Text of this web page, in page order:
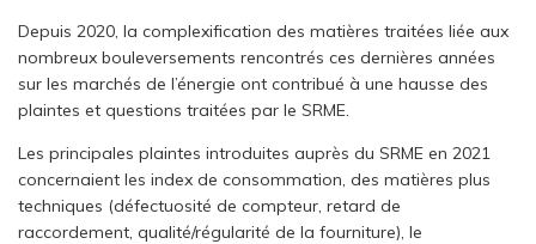
Depuis 2020, la complexification des matières traitées liée aux
nombreux bouleversements rencontrés ces dernières années
sur les marchés de l’énergie ont contribué à une hausse des
plaintes et questions traitées par le SRME.
Les principales plaintes introduites auprès du SRME en 2021
concernaient les index de consommation, des matières plus
techniques (défectuosité de compteur, retard de
raccordement, qualité/régularité de la fourniture), le